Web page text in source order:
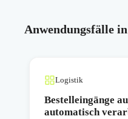
Anwendungsfälle
Logistik
Bestelleingänge
automatisch